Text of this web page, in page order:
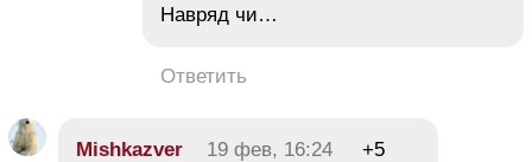
Навряд чи…
Ответить
Mishkazver 19 фев, 16:24
+5